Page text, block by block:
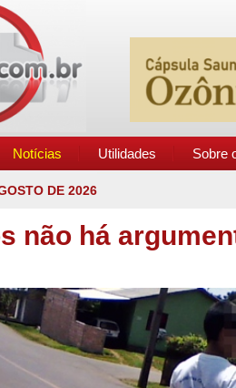
Notícias Utilidades Sobre
DE 2026
não há